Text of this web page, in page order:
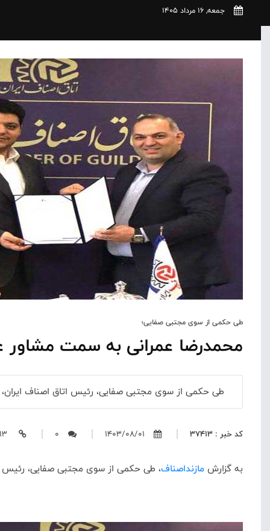
جمعه, 16 مرداد 1405
طی حکمی از سوی مجتبی صفایی؛
محمدرضا عمرانی به سمت مشاور
طی حکمی از سوی مجتبی صفایی، رئیس اتاق اصناف
کد خبر : 37413 1403/08/01
0
به گزارش مازنداصناف، طی حکمی از سوی مجتبی صفایی، رئیس